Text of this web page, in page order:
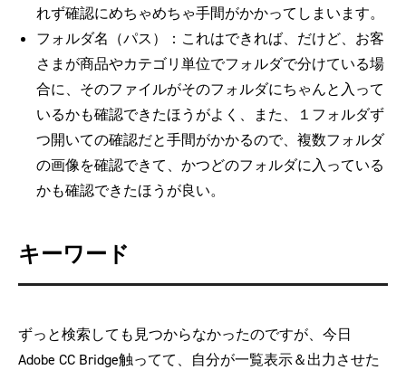
れず確認にめちゃめちゃ手間がかかってしまいます。
フォルダ名（パス）：これはできれば、だけど、お客
さまが商品やカテゴリ単位でフォルダで分けている場
合に、そのファイルがそのフォルダにちゃんと入って
いるかも確認できたほうがよく、また、１フォルダず
つ開いての確認だと手間がかかるので、複数フォルダ
の画像を確認できて、かつどのフォルダに入っている
かも確認できたほうが良い。
キーワード
ずっと検索しても見つからなかったのですが、今日
Adobe CC Bridge触ってて、自分が一覧表示＆出力させた